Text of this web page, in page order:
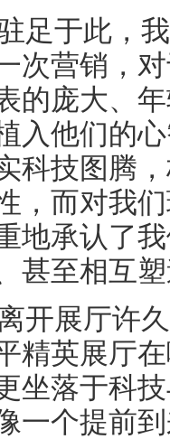
足于此，
次营销，
的庞大、
入他们的
科技图腾
，而对我
地承认了
甚至相互
开展厅许
精英展厅
坐落于科
一个提前